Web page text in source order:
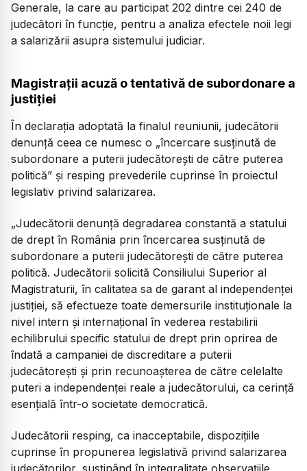
Generale, la care au participat 202 dintre cei 240 de
judecători în funcție, pentru a analiza efectele noii legi
a salarizării asupra sistemului judiciar.
Magistrații acuză o tentativă de subordonare a
justiției
În declarația adoptată la finalul reuniunii, judecătorii
denunță ceea ce numesc o „încercare susținută de
subordonare a puterii judecătorești de către puterea
politică” și resping prevederile cuprinse în proiectul
legislativ privind salarizarea.
„Judecătorii denunță degradarea constantă a statului
de drept în România prin încercarea susținută de
subordonare a puterii judecătorești de către puterea
politică. Judecătorii solicită Consiliului Superior al
Magistraturii, în calitatea sa de garant al independenței
justiției, să efectueze toate demersurile instituționale la
nivel intern și internațional în vederea restabilirii
echilibrului specific statului de drept prin oprirea de
îndată a campaniei de discreditare a puterii
judecătorești și prin recunoașterea de către celelalte
puteri a independenței reale a judecătorului, ca cerință
esențială într-o societate democratică.
Judecătorii resping, ca inacceptabile, dispozițiile
cuprinse în propunerea legislativă privind salarizarea